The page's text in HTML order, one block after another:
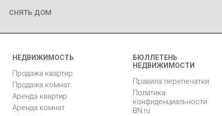
снять дом
НЕДВИЖИМОСТЬ
Продажа квартир
Продажа комнат
Аренда квартир
Аренда комнат
БЮЛЛЕТЕНЬ
НЕДВИЖИМОСТИ
Правила перепечатки
Политика
конфиденциальности
BN.ru